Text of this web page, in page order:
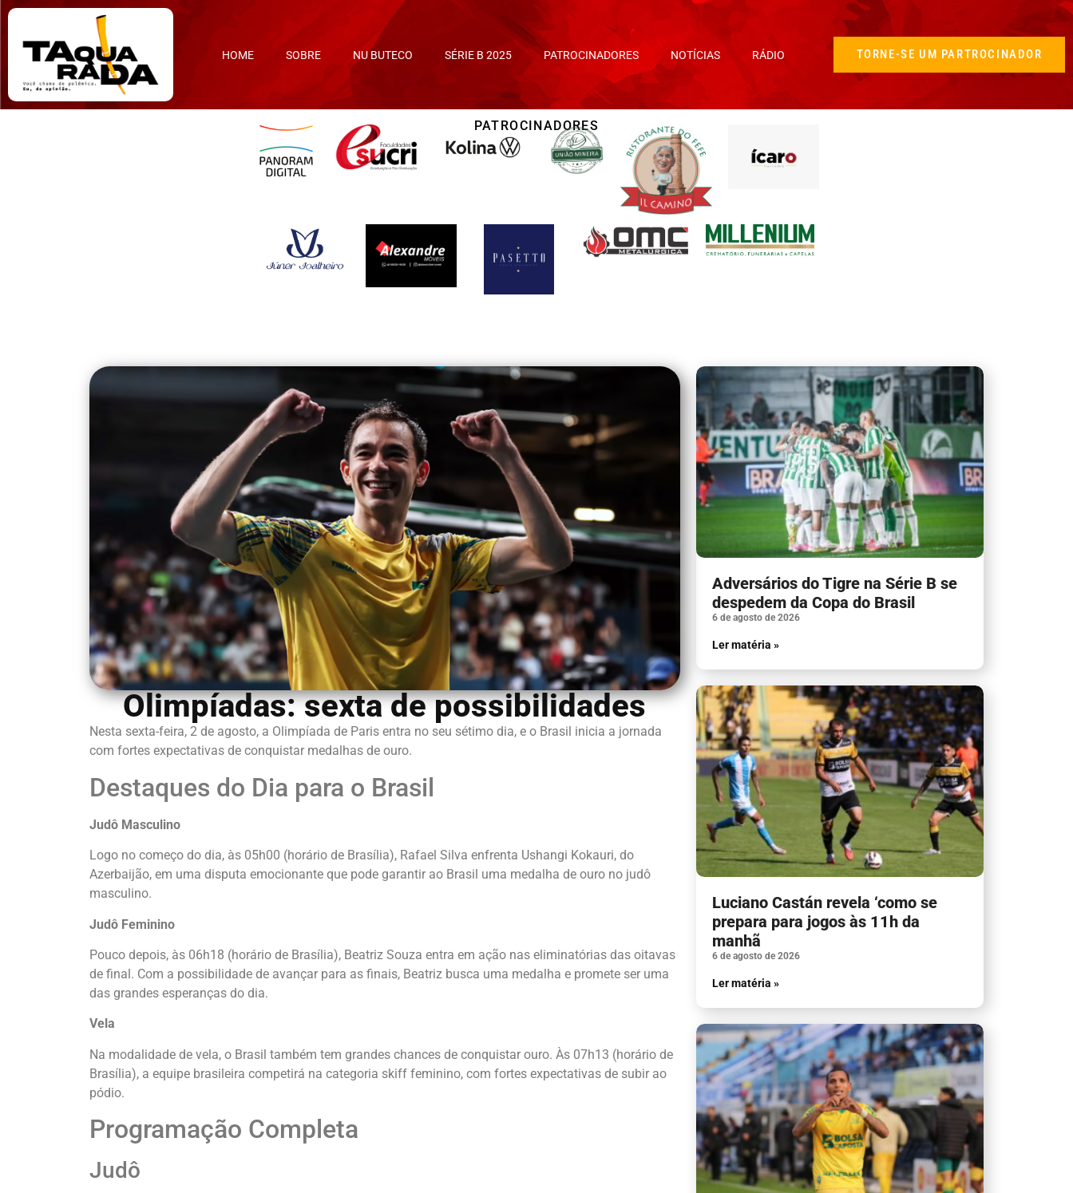
HOME SOBRE NU BUTECO SÉRIE B 2025 PATROCINADORES NOTÍCIAS RÁDIO TORNE-SE UM PARTROCINADOR
PATROCINADORES
Olimpíadas: sexta de possibilidades
Nesta sexta-feira, 2 de agosto, a Olimpíada de Paris entra no seu sétimo dia, e o Brasil inicia a jornada
com fortes expectativas de conquistar medalhas de ouro.
Destaques do Dia para o Brasil
Judô Masculino
Logo no começo do dia, às 05h00 (horário de Brasília), Rafael Silva enfrenta Ushangi Kokauri, do
Azerbaijão, em uma disputa emocionante que pode garantir ao Brasil uma medalha de ouro no judô
masculino.
Judô Feminino
Pouco depois, às 06h18 (horário de Brasília), Beatriz Souza entra em ação nas eliminatórias das oitavas
de final. Com a possibilidade de avançar para as finais, Beatriz busca uma medalha e promete ser uma
das grandes esperanças do dia.
Vela
Na modalidade de vela, o Brasil também tem grandes chances de conquistar ouro. Às 07h13 (horário de
Brasília), a equipe brasileira competirá na categoria skiff feminino, com fortes expectativas de subir ao
pódio.
Programação Completa
Judô
Adversários do Tigre na Série B se
despedem da Copa do Brasil
6 de agosto de 2026
Ler matéria »
Luciano Castán revela ‘como se
prepara para jogos às 11h da
manhã
6 de agosto de 2026
Ler matéria »